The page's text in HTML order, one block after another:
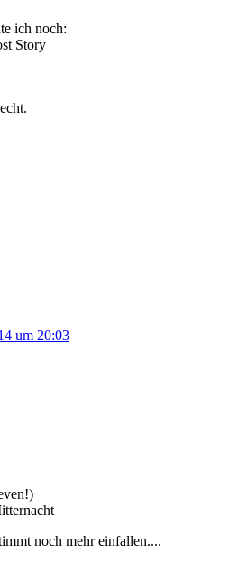
ich noch:
Story
um 20:03
noch mehr einfallen....